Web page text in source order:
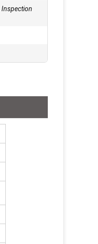
Inspection